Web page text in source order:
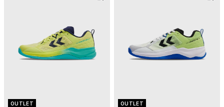
OUTLET OUTLET